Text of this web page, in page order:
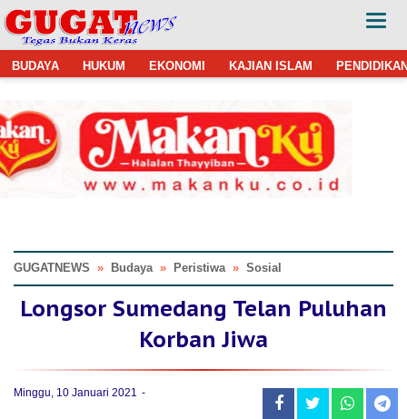
BUDAYA HUKUM EKONOMI KAJIAN ISLAM
GUGATNEWS » Budaya » Peristiwa » Sosial
Longsor Sumedang Telan Puluhan
Korban Jiwa
Minggu, 10 Januari 2021